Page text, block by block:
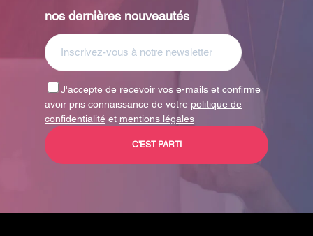
nos dernières nouveautés
J'accepte de recevoir vos e-mails et confirme
avoir pris connaissance de votre politique de
confidentialité et mentions légales